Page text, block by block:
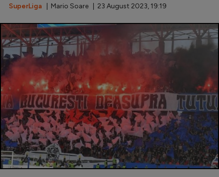
SuperLiga | Mario Soare | 23 August 2023, 19:19